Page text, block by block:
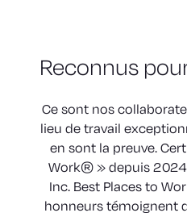
Reconnus
Ce sont nos
lieu de travail
en sont la preuve.
Work® » depuis
Inc. Best Places to
honneurs témoignent